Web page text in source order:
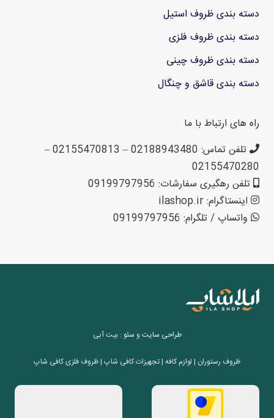
دسته بندی ظروف استیل
دسته بندی ظروف فلزی
دسته بندی ظروف چینی
دسته بندی قاشق و چنگال
راه های ارتباط با ما
تلفن تماس: 02188943480 – 02155470813 –
02155470280
تلفن رهگیری سفارشات: 09199797956
اینستاگرام: ilashop.ir
واتساپ / تلگرام: 09199797956
طراحی سایت و سئو : بیت آبی
ظروف رستوران | لوازم کافه | تجهیزات کافی شاپ | ظروف فلزی کافی شاپ